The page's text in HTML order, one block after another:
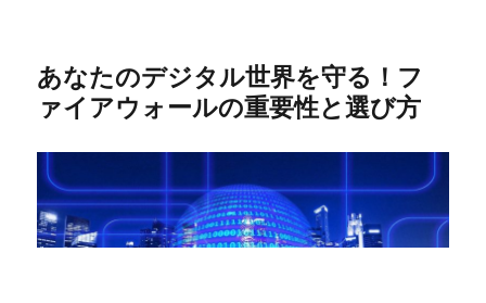
あなたのデジタル世界を守る！フ
ァイアウォールの重要性と選び方